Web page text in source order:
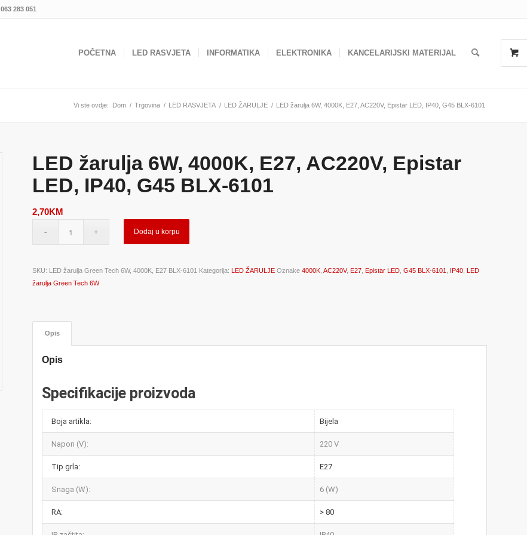
063 283 051
POČETNA LED RASVJETA INFORMATIKA ELEKTRONIKA KANCELARIJSKI MATERIJAL
Vi ste ovdje: Dom / Trgovina / LED RASVJETA / LED ŽARULJE / LED žarulja 6W, 4000K, E27, AC220V, Epistar LED, IP40, G45 BLX-6101
LED žarulja 6W, 4000K, E27, AC220V, Epistar
LED, IP40, G45 BLX-6101
2,70KM
Dodaj u korpu
SKU: LED žarulja Green Tech 6W, 4000K, E27 BLX-6101 Kategorija:LED ŽARULJE Oznake4000K ,AC220V,E27 ,Epistar LED ,G45 BLX-6101 IP40 ,LED
žarulja Green Tech 6W
Opis
Opis
Specifikacije proizvoda
Boja artikla: Bijela
Napon (V): 220 V
Tip grla: E27
Snaga (W): 6 (W)
RA: > 80